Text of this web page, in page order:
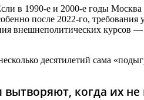
в 1990-е и 2000-е годы
после 2022-го,
внешнеполитических курсов
десятилетий сама
когда их не